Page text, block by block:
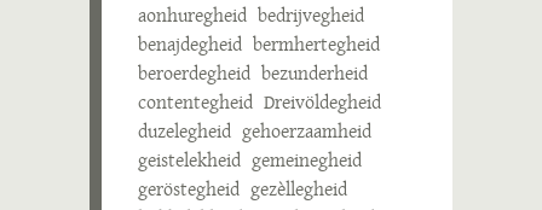
aonhuregheid bedrijvegheid
benajdegheid bermhertegheid
beroerdegheid bezunderheid
contentegheid Dreivöldegheid
duzelegheid gehoerzaamheid
geistelekheid gemeinegheid
geröstegheid gezèllegheid